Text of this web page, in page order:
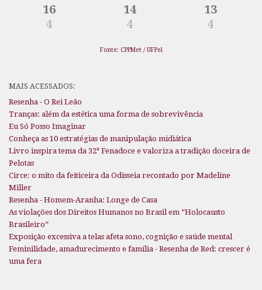
16
4
14
4
13
4
Fonte: CPPMet / UFPel
MAIS ACESSADOS:
Resenha - O Rei Leão
Tranças: além da estética uma forma de sobrevivência
Eu Só Posso Imaginar
Conheça as 10 estratégias de manipulação midiática
Livro inspira tema da 32ª Fenadoce e valoriza a tradição doceira de
Pelotas
Circe: o mito da feiticeira da Odisseia recontado por Madeline
Miller
Resenha - Homem-Aranha: Longe de Casa
As violações dos Direitos Humanos no Brasil em “Holocausto
Brasileiro”
Exposição excessiva a telas afeta sono, cognição e saúde mental
Feminilidade, amadurecimento e família - Resenha de Red: crescer é
uma fera